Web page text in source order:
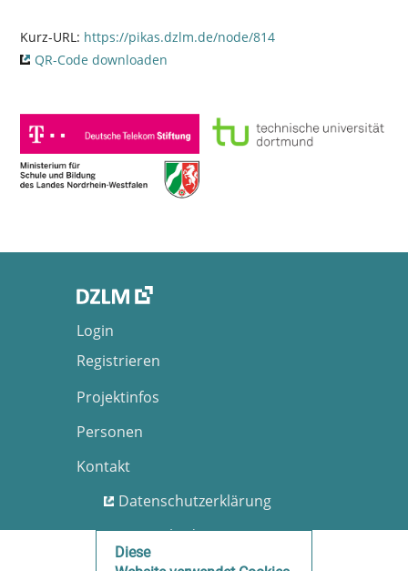
Kurz-URL: https://pikas.dzlm.de/node/814
QR-Code downloaden
Login
Registrieren
Projektinfos
Personen
Kontakt
Datenschutzerklärung
Nutzungsbedingungen
Diese